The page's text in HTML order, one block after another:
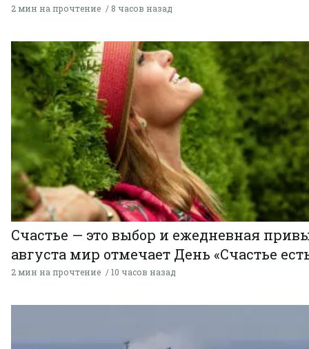
2 мин на прочтение 8 часов назад
Счастье — это выбор и ежедневная
августа мир отмечает День «Счастье
2 мин на прочтение 10 часов назад